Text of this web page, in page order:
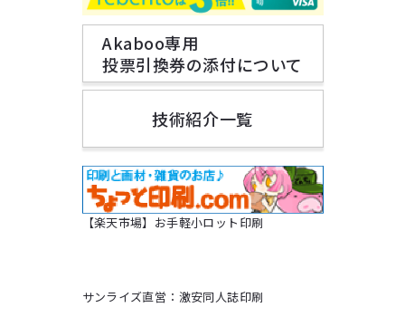
Akaboo専用
投票引換券の添付について
技術紹介一覧
【楽天市場】お手軽小ロット印刷
サンライズ直営：激安同人誌印刷